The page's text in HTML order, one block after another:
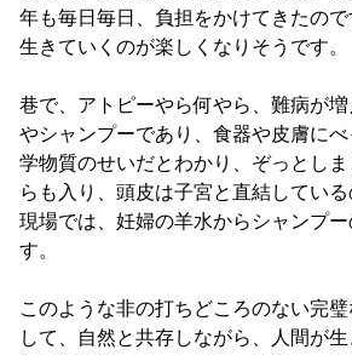
年も毎日毎日、負担をかけてきたので
生きていくのが楽しくなりそうです。
巷で、アトピーやら何やら、難病が
やシャンプーであり、食器や皮膚に
学物質のせいだとわかり、ぞっとし
らも入り、頭皮は子宮と直結してい
現場では、妊婦の羊水からシャンプ
す。
このような非の打ちどころのない完璧
して、自然と共存しながら、人間が